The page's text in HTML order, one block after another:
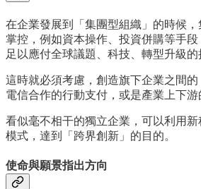
在企業發展到「集團型組織」的時候
掌控，例如資本操作、投資併購等手
足以應付全球議題、科技、轉型升級的
這時就必須考慮，創造旗下企業之間
電信合作的行動支付，或是產業上下游
看似毫不相干的獨立企業，可以利用
模式，達到「跨界創新」的目的。
使命與願景指出方向